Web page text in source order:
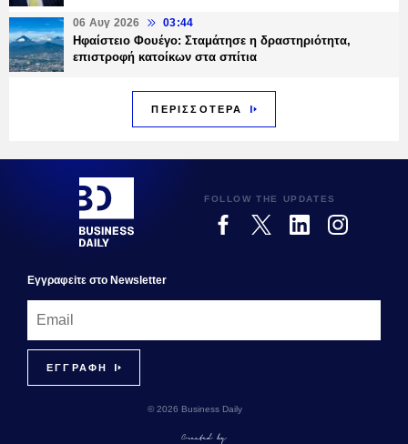
06 Αυγ 2026 03:44
Ηφαίστειο Φουέγο: Σταμάτησε η δραστηριότητα,
επιστροφή κατοίκων στα σπίτια
ΠΕΡΙΣΣΟΤΕΡΑ
FOLLOW THE UPDATES
Εγγραφεiτε στο Newsletter
© 2026 Business Daily